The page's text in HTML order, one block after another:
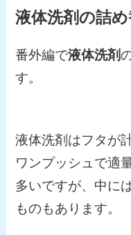
液体洗剤の詰
番外編で液体洗剤
す。
液体洗剤はフタが
ワンプッシュで適
多いですが、中に
ものもあります。